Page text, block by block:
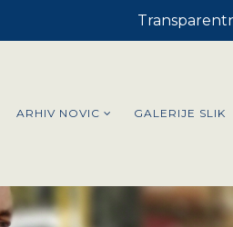
ARHIV NOVIC GALERIJE SLIK